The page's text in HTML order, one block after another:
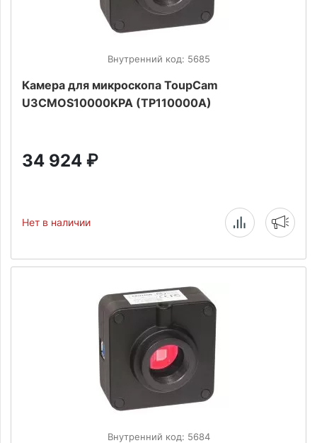
Внутренний код: 5685
Камера для микроскопа ToupCam
U3CMOS10000KPA (TP110000A)
34 924 ₽
Нет в наличии
Внутренний код: 5684